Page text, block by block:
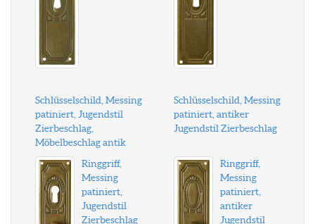
Schlüsselschild, Messing
patiniert, Jugendstil
Zierbeschlag,
Möbelbeschlag antik
Schlüsselschild, Messing
patiniert, antiker
Jugendstil Zierbeschlag
Ringgriff,
Messing
patiniert,
Jugendstil
Zierbeschlag
Ringgriff,
Messing
patiniert,
antiker
Jugendstil